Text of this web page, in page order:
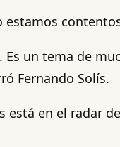
estamos
un tema de
Fernando Solís.
en el radar